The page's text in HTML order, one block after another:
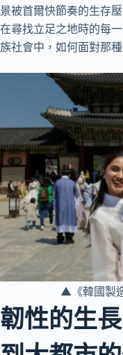
景被首爾快節奏的生存
在尋找立足之地時的每
族社會中，如何面對那
▲《韓國製
韌性的生